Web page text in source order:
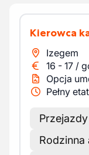
Kierowca
Izegem
16 - 17 /
Opcja
Pełny etat
Rodzinna